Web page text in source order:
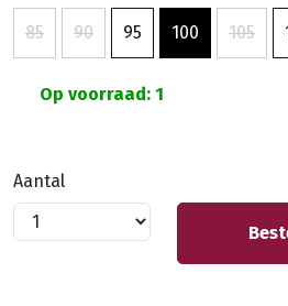
85 90 95 100 105
Op voorraad: 1
Aantal